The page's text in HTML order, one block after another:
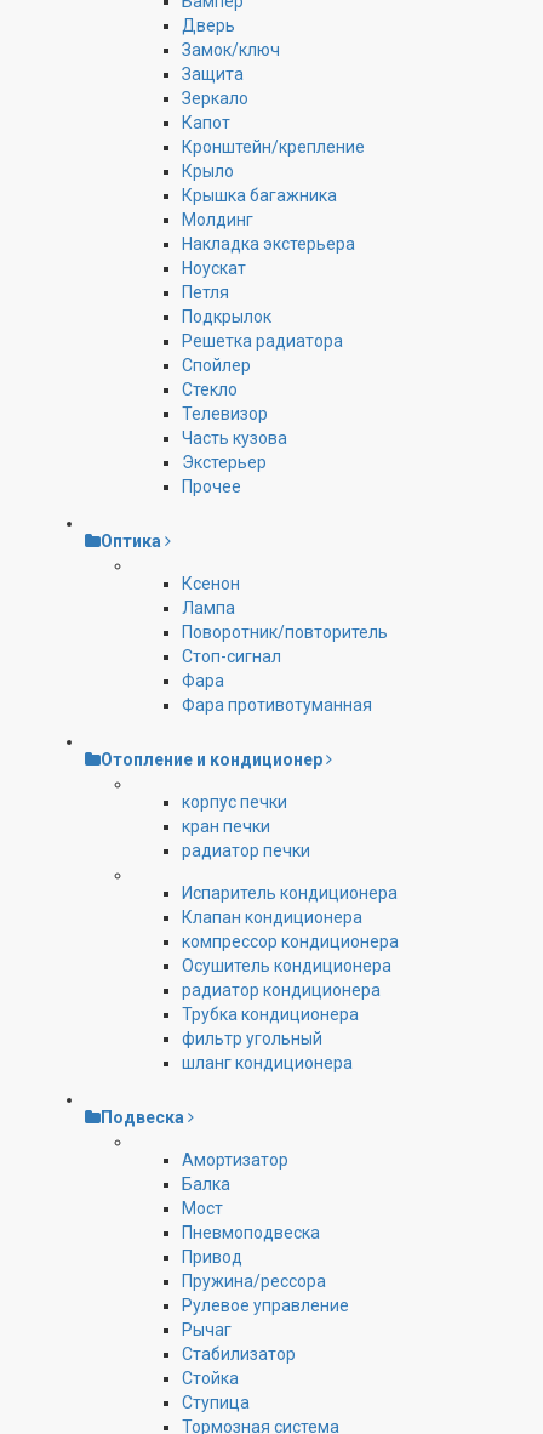
Дверь
Замок/ключ
Защита
Зеркало
Капот
Кронштейн/крепление
Крыло
Крышка багажника
Молдинг
Накладка экстерьера
Ноускат
Петля
Подкрылок
Решетка радиатора
Спойлер
Стекло
Телевизор
Часть кузова
Экстерьер
Прочее
Оптика
Ксенон
Лампа
Поворотник/повторитель
Стоп-сигнал
Фара
Фара противотуманная
Отопление и кондиционер
корпус печки
кран печки
радиатор печки
Испаритель кондиционера
Клапан кондиционера
компрессор кондиционера
Осушитель кондиционера
радиатор кондиционера
Трубка кондиционера
фильтр угольный
шланг кондиционера
Подвеска
Амортизатор
Балка
Мост
Пневмоподвеска
Привод
Пружина/рессора
Рулевое управление
Рычаг
Стабилизатор
Стойка
Ступица
Тормозная система